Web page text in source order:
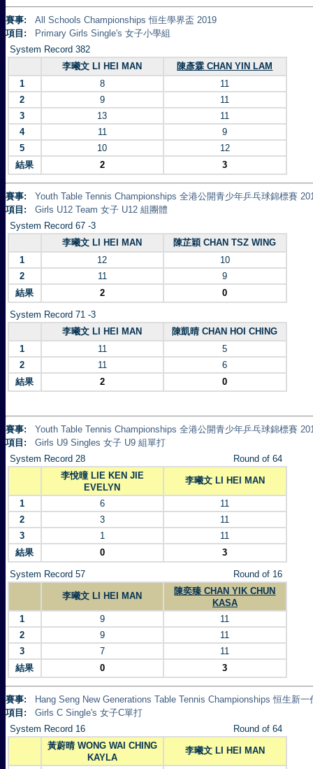
賽事:
All Schools Championships 恒生學界盃 2019
項目:
Primary Girls Single's 女子小學組
System Record 382
李曦文 LI HEI MAN
陳彥霖 CHAN YIN LAM
1
8
11
2
9
11
3
13
11
4
11
9
5
10
12
結果
2 3
賽事:
Youth Table Tennis Championships 全港公開青少年乒乓球錦標賽
項目:
Girls U12 Team 女子 U12 組團體
System Record 67 -3
李曦文 LI HEI MAN
陳芷穎 CHAN TSZ WING
1
12
10
2
11
9
結果
2 0
System Record 71 -3
李曦文 LI HEI MAN
陳凱晴 CHAN HOI CHING
1
11
5
2
11
6
結果
2 0
賽事:
Youth Table Tennis Championships 全港公開青少年乒乓球錦標賽
項目:
Girls U9 Singles 女子 U9 組單打
System Record 28
Round of 64
李悅曈 LIE KEN JIE
EVELYN
李曦文 LI HEI MAN
1 6
11
2
3
11
3
1
11
結果
0 3
System Record 57 Round of 16
李曦文 LI HEI MAN
陳奕臻 CHAN YIK CHUN
KASA
1
9
11
2
9
11
3
7
11
結果
0 3
賽事:
Hang Seng New Generations Table Tennis Championships 恒生新
項目:
Girls C Single's 女子C單打
System Record 16
Round of 64
黃蔚晴 WONG WAI CHING
KAYLA
李曦文 LI HEI MAN